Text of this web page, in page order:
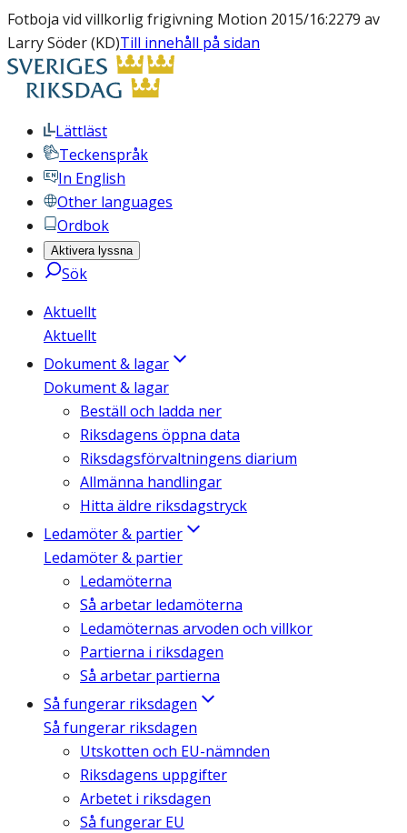
Fotboja vid villkorlig frigivning Motion 2015/16:2279 av
Larry Söder (KD)Till innehåll på sidan
Lättläst
Teckenspråk
In English
Other languages
Ordbok
Aktivera lyssna
Sök
Aktuellt
Aktuellt
Dokument & lagar
Dokument & lagar
Beställ och ladda ner
Riksdagens öppna data
Riksdagsförvaltningens diarium
Allmänna handlingar
Hitta äldre riksdagstryck
Ledamöter & partier
Ledamöter & partier
Ledamöterna
Så arbetar ledamöterna
Ledamöternas arvoden och villkor
Partierna i riksdagen
Så arbetar partierna
Så fungerar riksdagen
Så fungerar riksdagen
Utskotten och EU-nämnden
Riksdagens uppgifter
Arbetet i riksdagen
Så fungerar EU